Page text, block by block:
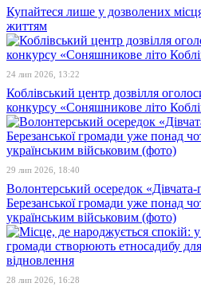
Купайтеся лише у дозволених
життям
24 лип 2026, 13:22
Коблівський центр дозвілля
конкурсу «Соняшникове літо
29 лип 2026, 18:40
Волонтерський осередок
Березанської громади уже понад
українським військовим (фото)
28 лип 2026, 16:28